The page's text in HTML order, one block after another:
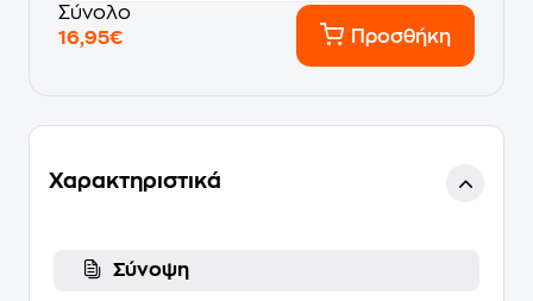
Σύνολο
16,95€
Προσθήκη
Χαρακτηριστικά
Σύνοψη